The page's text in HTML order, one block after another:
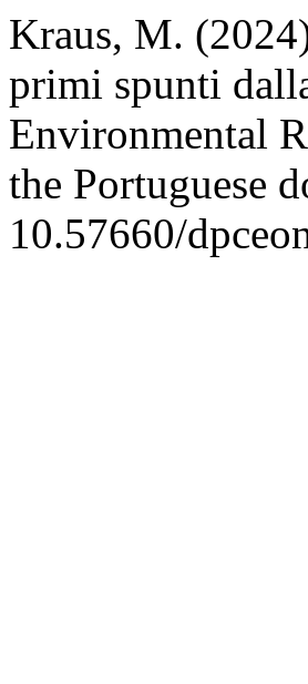
Kraus, M.
primi spunti
Environmental
the Portuguese
10.57660/